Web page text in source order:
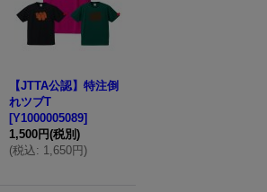
【JTTA公認】特注倒
れツブT
[Y1000005089]
1,500円(税別)
(税込: 1,650円)